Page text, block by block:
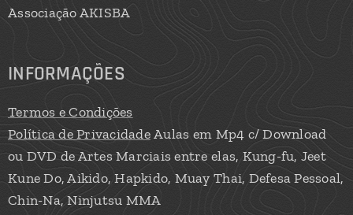
Associação AKISBA
INFORMAÇÕES
Termos e Condições
Política de PrivacidadeAulas em Mp4 c/ Download
ou DVD de Artes Marciais entre elas, Kung-fu, Jeet
Kune Do, Aikido, Hapkido, Muay Thai, Defesa Pessoal,
Chin-Na, Ninjutsu MMA